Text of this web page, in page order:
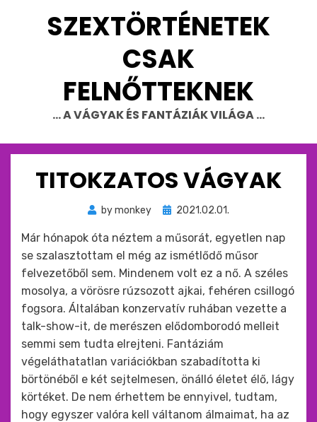
SZEXTÖRTÉNETEK
CSAK
FELNŐTTEKNEK
… A VÁGYAK ÉS FANTÁZIÁK VILÁGA …
TITOKZATOS VÁGYAK
bymonkey
Beküldve
2021.02.01.
Már hónapok óta néztem a műsorát, egyetlen nap
se szalasztottam el még az ismétlődő műsor
felvezetőből sem. Mindenem volt ez a nő. A széles
mosolya, a vörösre rúzsozott ajkai, fehéren csillogó
fogsora. Általában konzervatív ruhában vezette a
talk-show-it, de merészen elődomborodó melleit
semmi sem tudta elrejteni. Fantáziám
végeláthatatlan variációkban szabadította ki
börtönéből e két sejtelmesen, önálló életet élő, lágy
körtéket. De nem érhettem be ennyivel, tudtam,
hogy egyszer valóra kell váltanom álmaimat, ha az